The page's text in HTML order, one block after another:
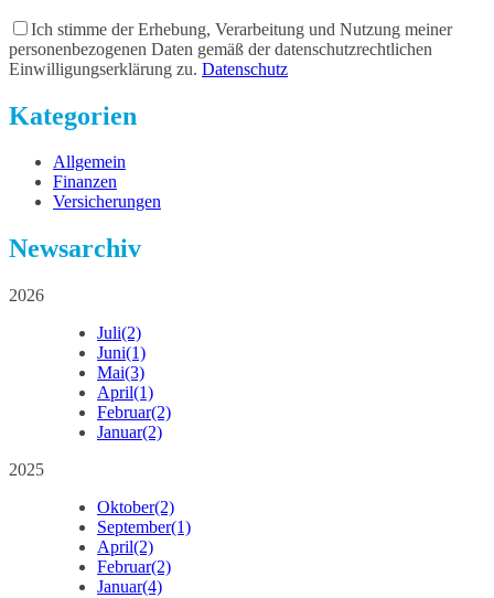
Ich stimme der Erhebung, Verarbeitung und Nutzung meiner
personenbezogenen Daten gemäß der datenschutzrechtlichen
Einwilligungserklärung zu. Datenschutz
Kategorien
Allgemein
Finanzen
Versicherungen
Newsarchiv
2026
Juli(2)
Juni(1)
Mai(3)
April(1)
Februar(2)
Januar(2)
2025
Oktober(2)
September(1)
April(2)
Februar(2)
Januar(4)